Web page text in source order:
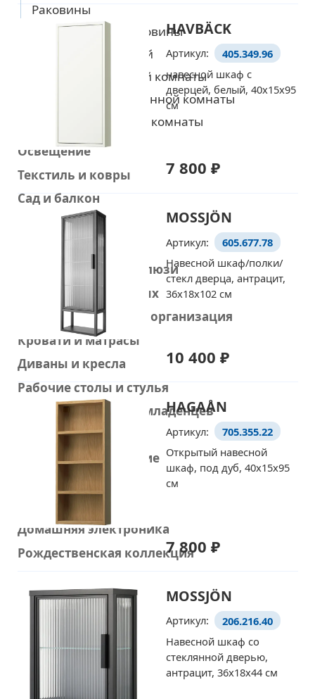
Раковины
Смесители для раковины
Тележки для ванной
Зеркала для ванной комнаты
Столешницы для ванной комнаты
Освещение ванной комнаты
Освещение
Текстиль и ковры
Сад и балкон
Горшки и растения
Кулинария и посуда
Шторы, шторы и жалюзи
Товары для животных
Хранение мелочей и организация
Кровати и матрасы
Диваны и кресла
Рабочие столы и стулья
Товары для детей и младенцев
Стирка и уборка
Домашнее улучшение
Украшения
Умный дом
Домашняя электроника
Рождественская коллекция
HAVBÄCK
Артикул:
405.349.96
навесной шкаф с
дверцей, белый, 40x15x95
см
7 800 ₽
MOSSJÖN
Артикул:
605.677.78
Навесной шкаф/полки/
стекл дверца, антрацит,
36x18x102 см
10 400 ₽
HAGAÅN
Артикул:
705.355.22
Открытый навесной
шкаф, под дуб, 40x15x95
см
7 800 ₽
MOSSJÖN
Артикул:
206.216.40
Навесной шкаф со
стеклянной дверью,
антрацит, 36x18x44 см